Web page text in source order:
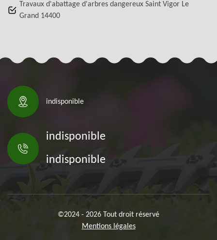
Travaux d'abattage d'arbres dangereux Saint Vigor Le
Grand 14400
indisponible
indisponible
indisponible
©2024 - 2026 Tout droit réservé
Mentions légales